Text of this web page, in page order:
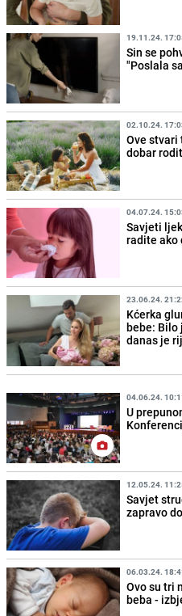
19.11.24.
Sin se
"Poslala
02.10.24.
Ove
dobar
04.07.24.
Savjeti
radite ako
23.06.24.
Kćerka
bebe: Bilo
danas je
04.06.24.
U
12.05.24.
Savjet
zapravo
06.03.24.
Ovo su tri
beba -